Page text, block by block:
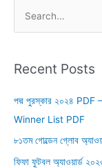
r
h
f
o
r
Recent Posts
পদ্ম পুরস্কার ২০২৪ PDF
Winner List PDF
৮১তম গোল্ডেন গ্লোব
ফিফা ফুটবল অ্যাওয়ার্ড